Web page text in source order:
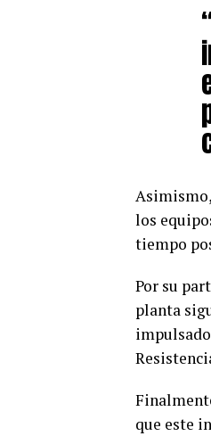
los
tiempo
Por su
planta
que este